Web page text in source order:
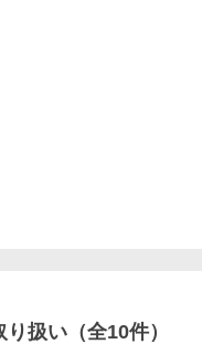
り扱い（全10件）